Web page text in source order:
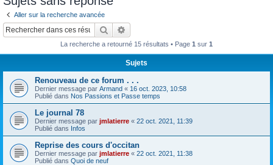
Aller sur la recherche avancée
Rechercher
La recherche a retourné 15 résultats • Page 1 sur 1
Sujets
Renouveau de ce forum . . .
Dernier message par Armand « 16 oct. 2023, 10:58
Publié dans Nos Passions et Passe temps
Le journal 78
Dernier message par jmlatierre « 22 oct. 2021, 11:39
Publié dans Infos
Reprise des cours d'occitan
Dernier message par jmlatierre « 22 oct. 2021, 11:38
Publié dans Quoi de neuf